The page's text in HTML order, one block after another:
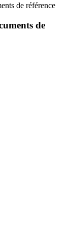
de référence
de